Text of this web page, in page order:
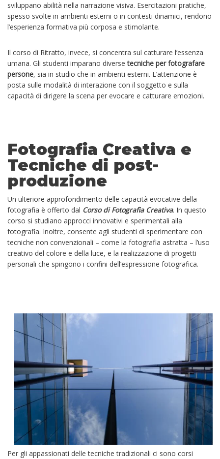
sviluppano abilità nella narrazione visiva. Esercitazioni pratiche,
spesso svolte in ambienti esterni o in contesti dinamici, rendono
l’esperienza formativa più corposa e stimolante.
Il corso di Ritratto, invece, si concentra sul catturare l’essenza
umana. Gli studenti imparano diversetecniche per fotografare
persone, sia in studio che in ambienti esterni. L’attenzione è
posta sulle modalità di interazione con il soggetto e sulla
capacità di dirigere la scena per evocare e catturare emozioni.
Fotografia Creativa e
Tecniche di post-
produzione
Un ulteriore approfondimento delle capacità evocative della
fotografia è offerto dal Corso di Fotografia Creativa. In questo
corso si studiano approcci innovativi e sperimentali alla
fotografia. Inoltre, consente agli studenti di sperimentare con
tecniche non convenzionali – come la fotografia astratta – l’uso
creativo del colore e della luce, e la realizzazione di progetti
personali che spingono i confini dell’espressione fotografica.
Per gli appassionati delle tecniche tradizionali ci sono corsi